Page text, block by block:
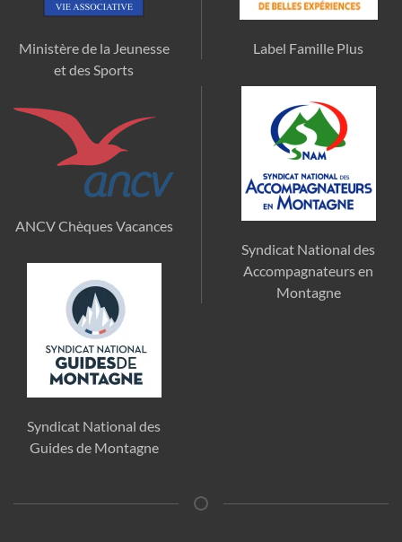
Ministère de la Jeunesse
et des Sports
Label Famille Plus
ANCV Chèques Vacances
Syndicat National des
Accompagnateurs en
Montagne
Syndicat National des
Guides de Montagne